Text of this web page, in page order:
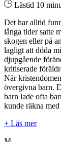
Lästid 10
Det har alltid
långa tider satte
skogen eller på
lagligt att döda
djupgående
kritiserade
När
övergivna barn.
barn lade ofta
kunde räkna
+ Läs mer